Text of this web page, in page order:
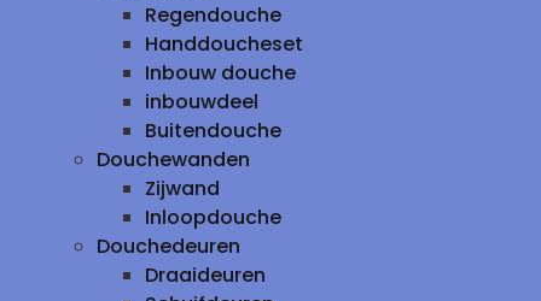
Regendouche
Handdoucheset
Inbouw douche
inbouwdeel
Buitendouche
Douchewanden
Zijwand
Inloopdouche
Douchedeuren
Draaideuren